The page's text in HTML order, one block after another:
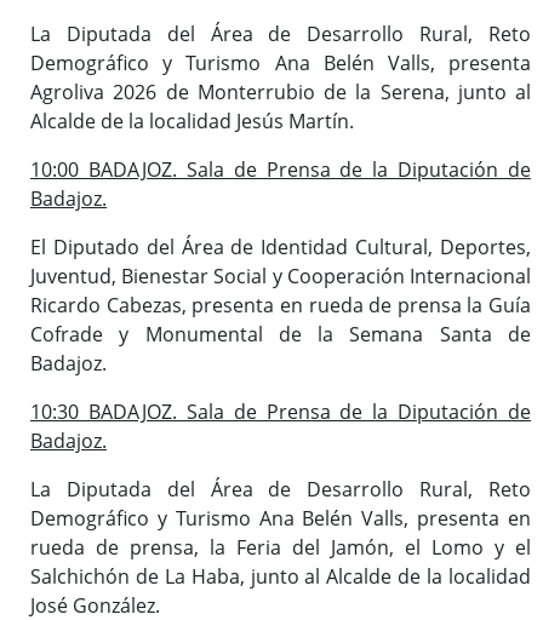
La Diputada del Área de Desarrollo Rural, Reto
Demográfico y Turismo Ana Belén Valls, presenta
Agroliva 2026 de Monterrubio de la Serena, junto al
Alcalde de la localidad Jesús Martín.
10:00 BADAJOZ. Sala de Prensa de la Diputación de
Badajoz.
El Diputado del Área de Identidad Cultural, Deportes,
Juventud, Bienestar Social y Cooperación Internacional
Ricardo Cabezas, presenta en rueda de prensa la Guía
Cofrade y Monumental de la Semana Santa de
Badajoz.
10:30 BADAJOZ. Sala de Prensa de la Diputación de
Badajoz.
La Diputada del Área de Desarrollo Rural, Reto
Demográfico y Turismo Ana Belén Valls, presenta en
rueda de prensa, la Feria del Jamón, el Lomo y el
Salchichón de La Haba, junto al Alcalde de la localidad
José González.